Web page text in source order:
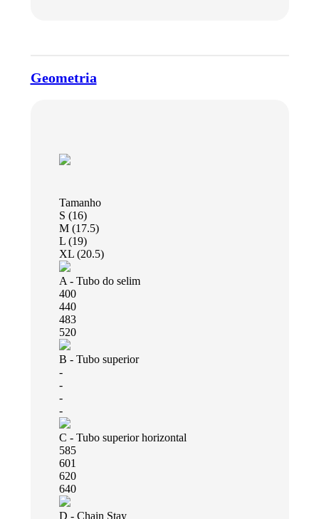
Geometria
Tamanho
S (16)
M (17.5)
L (19)
XL (20.5)
A - Tubo do selim
400
440
483
520
B - Tubo superior
-
-
-
-
C - Tubo superior horizontal
585
601
620
640
D - Chain Stay